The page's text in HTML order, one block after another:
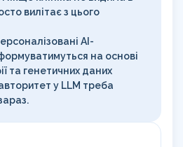
вилітає з цього
AI-
на основі
та генетичних даних
у LLM треба